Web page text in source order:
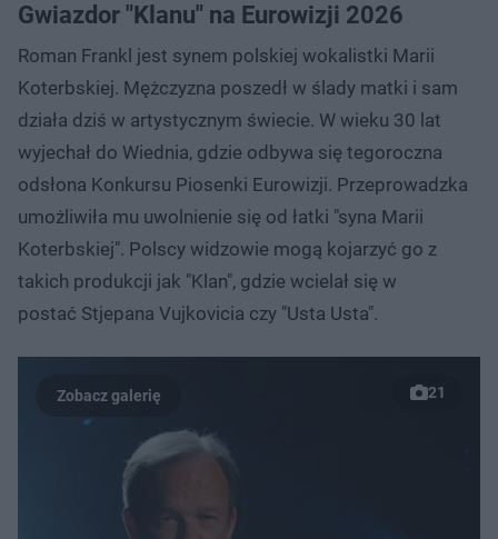
Gwiazdor "Klanu" na Eurowizji 2026
Roman Frankl jest synem polskiej wokalistki Marii
Koterbskiej. Mężczyzna poszedł w ślady matki i sam
działa dziś w artystycznym świecie. W wieku 30 lat
wyjechał do Wiednia, gdzie odbywa się tegoroczna
odsłona Konkursu Piosenki Eurowizji. Przeprowadzka
umożliwiła mu uwolnienie się od łatki "syna Marii
Koterbskiej". Polscy widzowie mogą kojarzyć go z
takich produkcji jak "Klan", gdzie wcielał się w
postać Stjepana Vujkovicia czy "Usta Usta".
21